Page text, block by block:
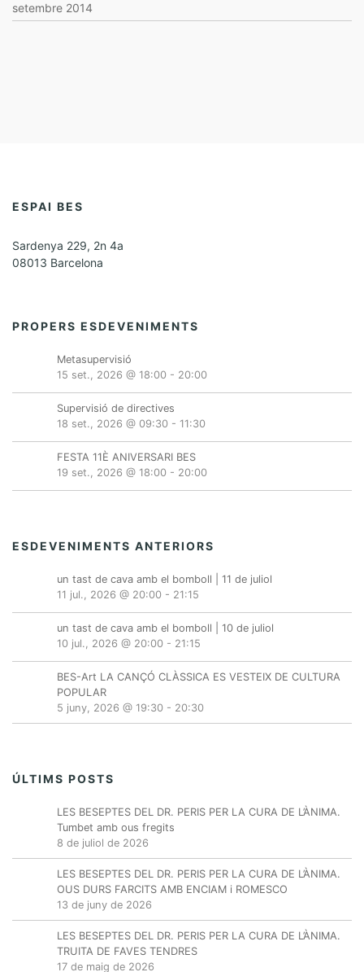
setembre 2014
ESPAI BES
Sardenya 229, 2n 4a
08013 Barcelona
PROPERS ESDEVENIMENTS
Metasupervisió
15 set., 2026 @ 18:00 - 20:00
Supervisió de directives
18 set., 2026 @ 09:30 - 11:30
FESTA 11È ANIVERSARI BES
19 set., 2026 @ 18:00 - 20:00
ESDEVENIMENTS ANTERIORS
un tast de cava amb el bomboll | 11 de juliol
11 jul., 2026 @ 20:00 - 21:15
un tast de cava amb el bomboll | 10 de juliol
10 jul., 2026 @ 20:00 - 21:15
BES-Art LA CANÇÓ CLÀSSICA ES VESTEIX DE CULTURA
POPULAR
5 juny, 2026 @ 19:30 - 20:30
ÚLTIMS POSTS
LES BESEPTES DEL DR. PERIS PER LA CURA DE L’ÀNIMA.
Tumbet amb ous fregits
8 de juliol de 2026
LES BESEPTES DEL DR. PERIS PER LA CURA DE L’ÀNIMA.
OUS DURS FARCITS AMB ENCIAM i ROMESCO
13 de juny de 2026
LES BESEPTES DEL DR. PERIS PER LA CURA DE L’ÀNIMA.
TRUITA DE FAVES TENDRES
17 de maig de 2026